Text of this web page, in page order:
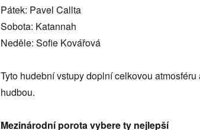
Pátek: Pavel Callta
Sobota: Katannah
Neděle: Sofie Kovářová
Tyto hudební vstupy doplní celkovou
hudbou.
Mezinárodní porota vybere ty nejlepší